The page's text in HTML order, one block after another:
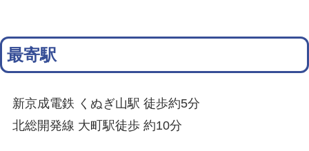
最寄駅
新京成電鉄 くぬぎ山駅 徒歩約5分
北総開発線 大町駅徒歩 約10分